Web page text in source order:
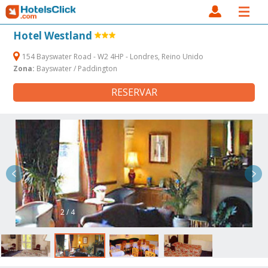
Hotel Westland
154 Bayswater Road - W2 4HP - Londres, Reino Unido
Zona: Bayswater / Paddington
RESERVAR
2 / 4